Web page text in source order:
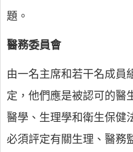
題。
醫務委員會
由一名主席和若干名成員
定，他們應是被認可的醫
醫學、生理學和衛生保健
必須評定有關生理、醫務